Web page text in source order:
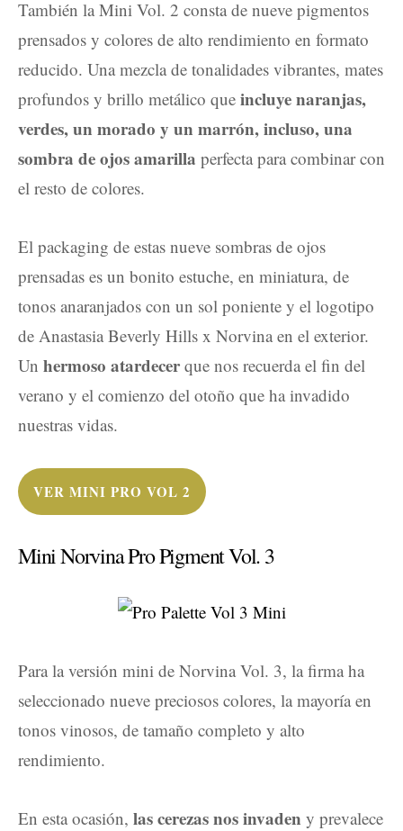
También la Mini Vol. 2 consta de nueve pigmentos
prensados y colores de alto rendimiento en formato
reducido. Una mezcla de tonalidades vibrantes, mates
profundos y brillo metálico que incluye naranjas,
verdes, un morado y un marrón, incluso, una
sombra de ojos amarilla perfecta para combinar con
el resto de colores.
El packaging de estas nueve sombras de ojos
prensadas es un bonito estuche, en miniatura, de
tonos anaranjados con un sol poniente y el logotipo
de Anastasia Beverly Hills x Norvina en el exterior.
Un hermoso atardecer que nos recuerda el fin del
verano y el comienzo del otoño que ha invadido
nuestras vidas.
VER MINI PRO VOL 2
Mini Norvina Pro Pigment Vol. 3
Para la versión mini de Norvina Vol. 3, la firma ha
seleccionado nueve preciosos colores, la mayoría en
tonos vinosos, de tamaño completo y alto
rendimiento.
En esta ocasión, las cerezas nos invaden y prevalece